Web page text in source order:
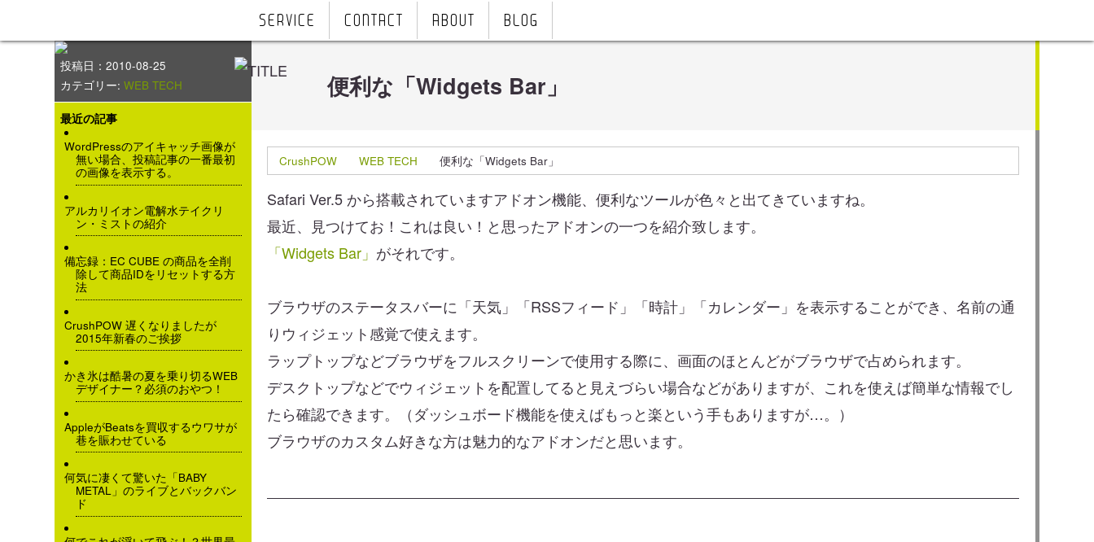
SERVICE CONTACT ABOUT BLOG
便利な「Widgets Bar」
CrushPOW WEB TECH 便利な「Widgets Bar」
Safari Ver.5 から搭載されていますアドオン機能、便利なツールが色々と出てきていますね。
最近、見つけてお！これは良い！と思ったアドオンの一つを紹介致します。
「Widgets Bar」 がそれです。
ブラウザのステータスバーに「天気」「RSSフィード」「時計」「カレンダー」を表示することができ、名前の通
りウィジェット感覚で使えます。
ラップトップなどブラウザをフルスクリーンで使用する際に、画面のほとんどがブラウザで占められます。
デスクトップなどでウィジェットを配置してると見えづらい場合などがありますが、これを使えば簡単な情報でし
たら確認できます。（ダッシュボード機能を使えばもっと楽という手もありますが…。）
ブラウザのカスタム好きな方は魅力的なアドオンだと思います。
投稿日：2010-08-25
カテゴリー:WEB TECH
最近の記事
WordPressのアイキャッチ画像が
無い場合、投稿記事の一番最初
の画像を表示する。
アルカリイオン電解水テイクリ
ン・ミストの紹介
備忘録：EC CUBE の商品を全削
除して商品IDをリセットする方
法
CrushPOW 遅くなりましたが
2015年新春のご挨拶
かき氷は酷暑の夏を乗り切るWEB
デザイナー？必須のおやつ！
AppleがBeatsを買収するウワサが
巷を賑わせている
何気に凄くて驚いた「BABY
METAL」のライブとバックバン
ド